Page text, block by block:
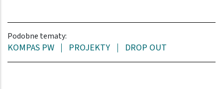
Podobne tematy:
KOMPAS PW PROJEKTY DROP OUT